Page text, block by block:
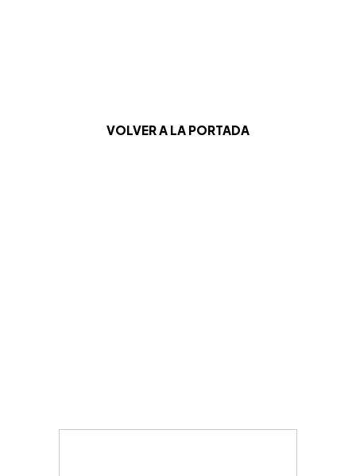
VOLVER A LA PORTADA